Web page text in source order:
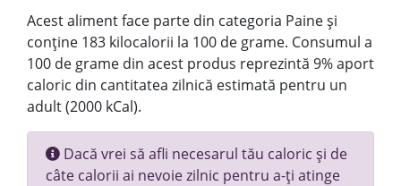
Acest aliment face parte din categoria Paine și
conține 183 kilocalorii la 100 de grame. Consumul a
100 de grame din acest produs reprezintă 9% aport
caloric din cantitatea zilnică estimată pentru un
adult (2000 kCal).
Dacă vrei să afli necesarul tău caloric și de
câte calorii ai nevoie zilnic pentru a-ți atinge